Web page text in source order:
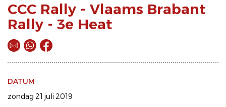
CCC Rally - Vlaams Brabant
Rally - 3e Heat
DATUM
zondag 21 juli 2019